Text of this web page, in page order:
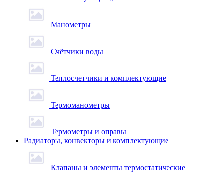
Манометры
Счётчики воды
Теплосчетчики и комплектующие
Термоманометры
Термометры и оправы
Радиаторы, конвекторы и комплектующие
Клапаны и элементы термостатические